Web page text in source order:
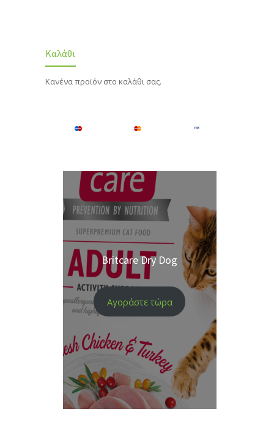
Καλάθι
Κανένα προϊόν στο καλάθι σας.
Britcare Dry Dog
Αγοράστε τώρα